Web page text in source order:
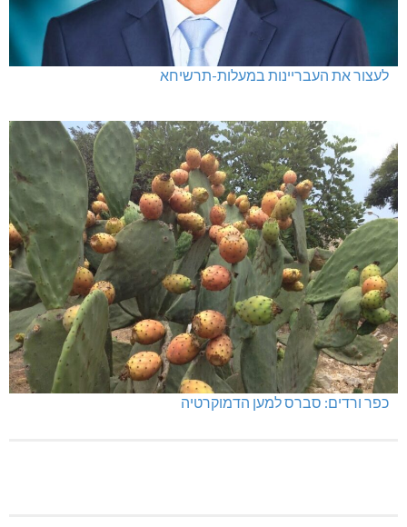
לעצור את העבריינות במעלות-תרשיחא
כפר ורדים: סברס למען הדמוקרטיה